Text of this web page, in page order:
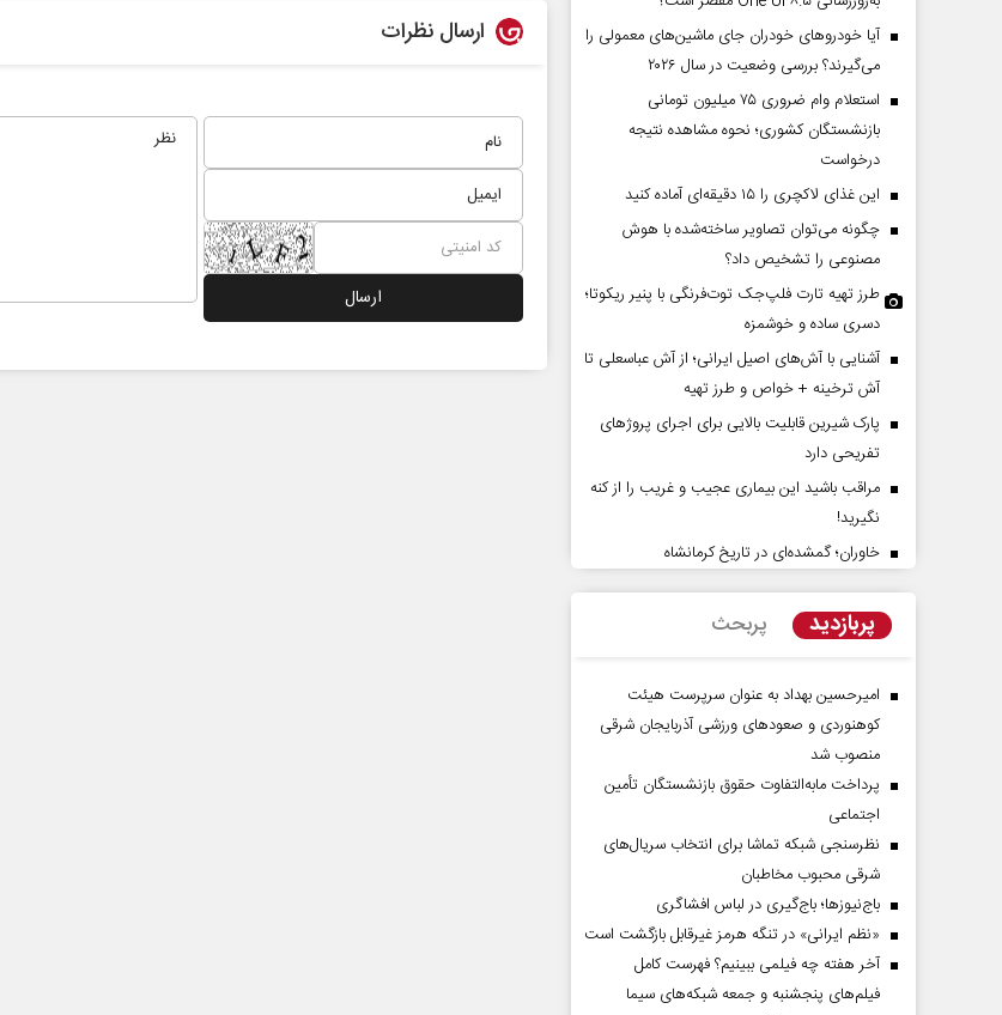
ارسال نظرات
آیا خودروهای خودران جای ماشین‌های معمولی را
می‌گیرند؟ بررسی وضعیت در سال ۲۰۲۶
استعلام وام ضروری ۷۵ میلیون تومانی
بازنشستگان کشوری؛ نحوه مشاهده نتیجه
درخواست
این غذای لاکچری را ۱۵ دقیقه‌ای آماده کنید
چگونه می‌توان تصاویر ساخته‌شده با هوش
مصنوعی را تشخیص داد؟
طرز تهیه تارت فلپ‌جک توت‌فرنگی با پنیر ریکوتا؛
دسری ساده و خوشمزه
آشنایی با آش‌های اصیل ایرانی؛ از آش عباسعلی تا
آش ترخینه + خواص و طرز تهیه
پارک شیرین قابلیت‌ بالایی برای اجرای پروژهای
تفریحی دارد
مراقب باشید این بیماری عجیب و غریب را از کنه
نگیرید!
خاوران؛ گمشده‌ای در تاریخ کرمانشاه
پربازدید پربحث
امیرحسین بهداد به عنوان سرپرست هیئت
کوهنوردی و صعودهای ورزشی آذربایجان شرقی
منصوب شد
پرداخت مابه‌التفاوت حقوق بازنشستگان تأمین
اجتماعی
نظرسنجی شبکه تماشا برای انتخاب سریال‌های
شرقی محبوب مخاطبان
باج‌نیوزها؛ باج‌گیری در لباس افشاگری
«نظم ایرانی» در تنگه هرمز غیرقابل بازگشت است
آخر هفته چه فیلمی ببینیم؟ فهرست کامل
فیلم‌های پنجشنبه و جمعه شبکه‌های سیما
سازمان ملل بی‌بدیل نیست
محمدحسن زورق
وظیفه مؤمنان
حجت‌الاسلام دکتر ناصر رفیعی - پژوهشگر
مسائل فرهنگی